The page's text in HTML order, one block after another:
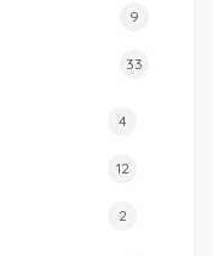
9
33
4
12
2